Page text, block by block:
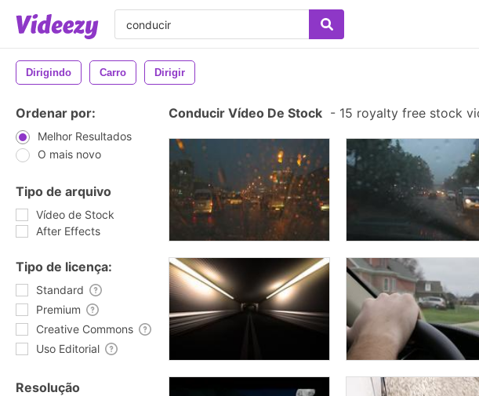
Dirigindo Carro Dirigir
Ordenar por:
Melhor Resultados
O mais novo
Tipo de arquivo
Vídeo de Stock
After Effects
Tipo de licença:
Standard
Premium
Creative Commons
Uso Editorial
Resolução
Conducir Vídeo De Stock - 15 royalty free stock